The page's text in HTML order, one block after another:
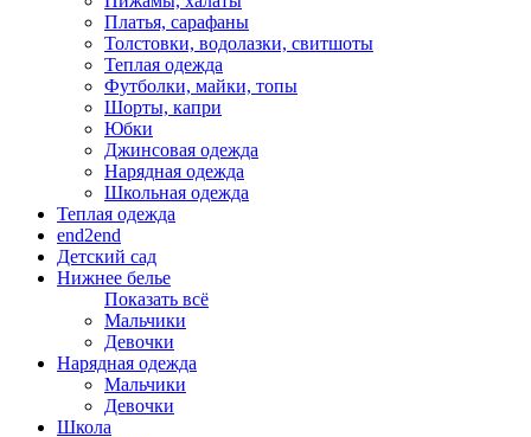
Платья, сарафаны
Толстовки, водолазки, свитшоты
Теплая одежда
Футболки, майки, топы
Шорты, капри
Юбки
Джинсовая одежда
Нарядная одежда
Школьная одежда
Теплая одежда
end2end
Детский сад
Нижнее белье
Показать всё
Мальчики
Девочки
Нарядная одежда
Мальчики
Девочки
Школа